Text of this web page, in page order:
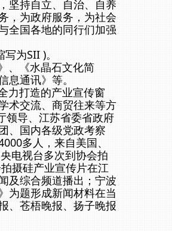
坚持自立、自治、自养
，为政府服务，为社会
全国各地的同行们加强
为SII )。
、《水晶石文化简
通讯》等。
打造的产业宣传窗
术交流、商贸往来等方
领导、江苏省委省政府
、国内各级党政考察
多人，来自美国、
电视台多次到协会拍
摄硅产业宣传片在江
及综合频道播出；宁波
为题形成新闻材料在当
、苍梧晚报、扬子晚报